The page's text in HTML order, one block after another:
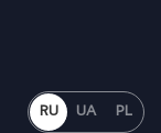
RU UA PL